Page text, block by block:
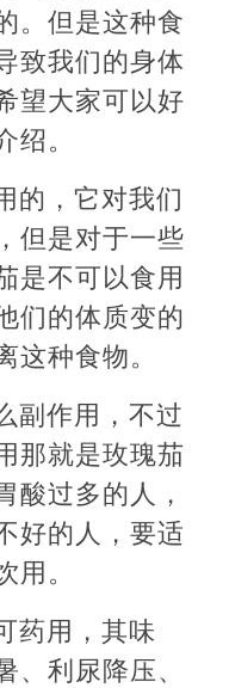
。但是这种食
致我们的身体
望大家可以好
。
的，它对我们
但是对于一些
是不可以食用
们的体质变的
种食物。
副作用，不过
那就是玫瑰茄
酸过多的人，
好的人，要适
。
药用，其味
利尿降压、